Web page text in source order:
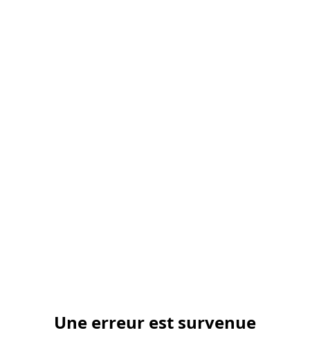
Une erreur est survenue